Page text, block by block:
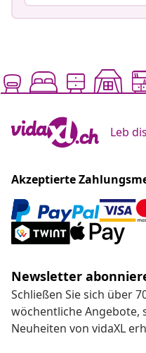
Leb
Akzeptierte
Newsletter
Schließen Sie sich über
wöchentliche Angebote,
Neuheiten von vidaXL